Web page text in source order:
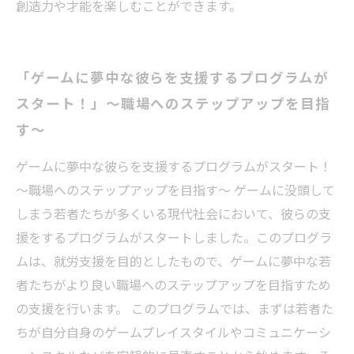
創造力や才能を楽しむことができます。
「ゲームに夢中な彼らを支援するプログラムが
スタート！」～職場へのステップアップを目指
す～
ゲームに夢中な彼らを支援するプログラムがスタート！
～職場へのステップアップを目指す～ ゲームに没頭して
しまう若者たちが多くいる現代社会において、彼らの支
援をするプログラムがスタートしました。このプログラ
ムは、就労支援を目的としたもので、ゲームに夢中な若
者たちがより良い職場へのステップアップを目指すため
の支援を行います。 このプログラムでは、まずは若者た
ちが自分自身のゲームプレイスタイルやコミュニケーシ